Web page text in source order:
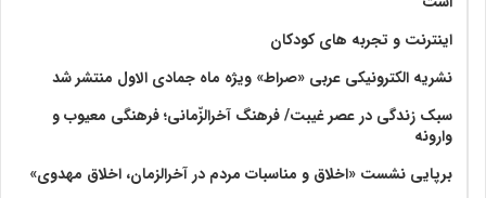
اینترنت و تجربه های کودکان
نشریه الکترونیکی عربی «صراط» ویژه ماه جمادی الاول منتشر شد
سبک زندگی در عصر غیبت/ فرهنگ آخرالزّمانی؛ فرهنگی معیوب و
وارونه
برپایی نشست «اخلاق و مناسبات مردم در آخرالزمان، اخلاق مهدوی»